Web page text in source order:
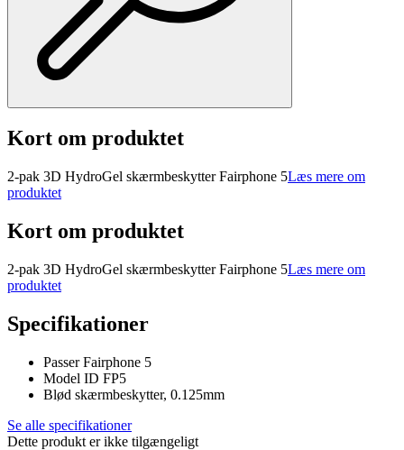
Kort om produktet
2-pak 3D HydroGel skærmbeskytter Fairphone 5Læs mere om
produktet
Kort om produktet
2-pak 3D HydroGel skærmbeskytter Fairphone 5Læs mere om
produktet
Specifikationer
Passer Fairphone 5
Model ID FP5
Blød skærmbeskytter, 0.125mm
Se alle specifikationer
Dette produkt er ikke tilgængeligt